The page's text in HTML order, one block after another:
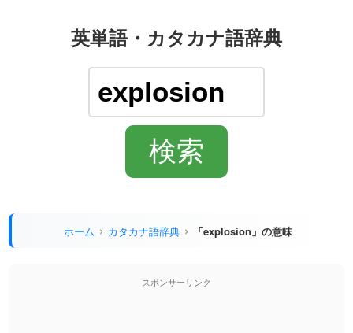
英単語・カタカナ語辞典
ホーム カタカナ語辞典 「explosion」の意味
スポンサーリンク